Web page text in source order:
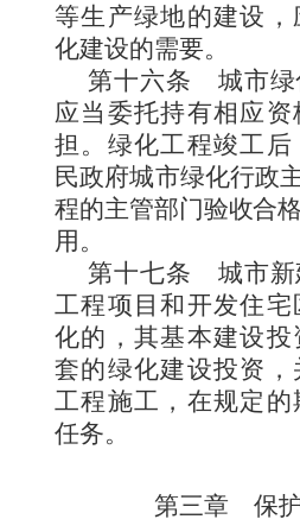
等生产绿地的建设
化建设的需要。
第十六条 城市绿
应当委托持有相应
担。绿化工程竣工后
民政府城市绿化行政
程的主管部门验收合
用。
第十七条 城市新
工程项目和开发住
化的，其基本建设
套的绿化建设投资
工程施工，在规定
任务。
第三章 保